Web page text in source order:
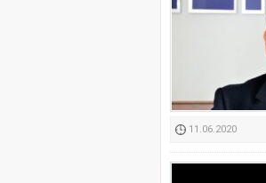
11.06.2020